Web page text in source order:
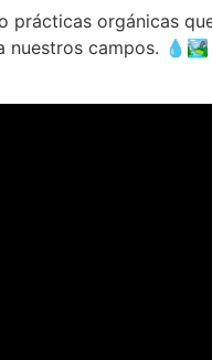
orgánicas
nuestros campos. 💧🏞️